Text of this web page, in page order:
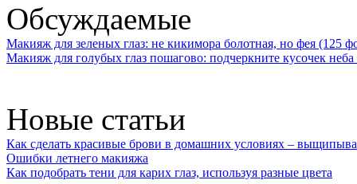
Обсуждаемые
Макияж для зеленых глаз: не кикимора болотная, но фея (125
Макияж для голубых глаз пошагово: подчеркните кусочек
Новые статьи
Как сделать красивые брови в домашних условиях –
Ошибки летнего макияжа
Как подобрать тени для карих глаз, используя разные цвета